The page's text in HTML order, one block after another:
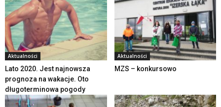
Aktualności
Lato 2020. Jest najnowsza
prognoza na wakacje. Oto
długoterminowa pogody
Aktualności
MZS – konkursowo